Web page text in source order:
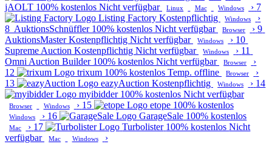
jAOLT 100% kostenlos Nicht verfügbar Linux Mac Windows › 7
Listing Factory Kostenpflichtig Windows
›
8 AuktionsSchnüffler 100% kostenlos Nicht verfügbar Browser › 9
AuktionsMaster Kostenpflichtig Nicht verfügbar Windows › 10
Supreme Auction Kostenpflichtig Nicht verfügbar Windows › 11
Omni Auction Builder 100% kostenlos Nicht verfügbar Browser
›
12
trixum 100% kostenlos Temp. offline Browser
›
13
eazyAuction Kostenpflichtig Windows › 14
myibidder 100% kostenlos Nicht verfügbar
Browser Windows › 15 etope 100% kostenlos
Windows › 16 GarageSale 100% kostenlos
Mac › 17 Turbolister 100% kostenlosNicht
verfügbar
Mac Windows ›